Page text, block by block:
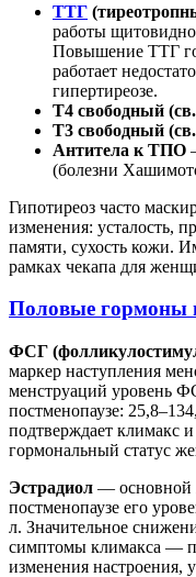
ТТГ
работы
Повышение ТТГ
работает
гипертиреозе.
Т4 свободный
Т3 свободный
Антитела к ТПО
(болезни
Гипотиреоз часто
изменения: усталость,
памяти, сухость кожи.
рамках чекапа для
Половые гормоны
ФСГ
маркер наступления
менструаций уровень
постменопаузе:
подтверждает климакс
гормональный статус
Эстрадиол — основной
постменопаузе его
л. Значительное
симптомы климакса —
изменения настроения,